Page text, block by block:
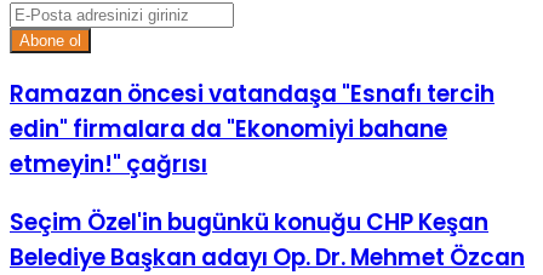
E-
Posta
adresinizi
Ramazan öncesi vatandaşa "Esnafı tercih
edin" firmalara da "Ekonomiyi bahane
etmeyin!" çağrısı
Seçim Özel'in bugünkü konuğu CHP Keşan
Belediye Başkan adayı Op. Dr. Mehmet Özcan